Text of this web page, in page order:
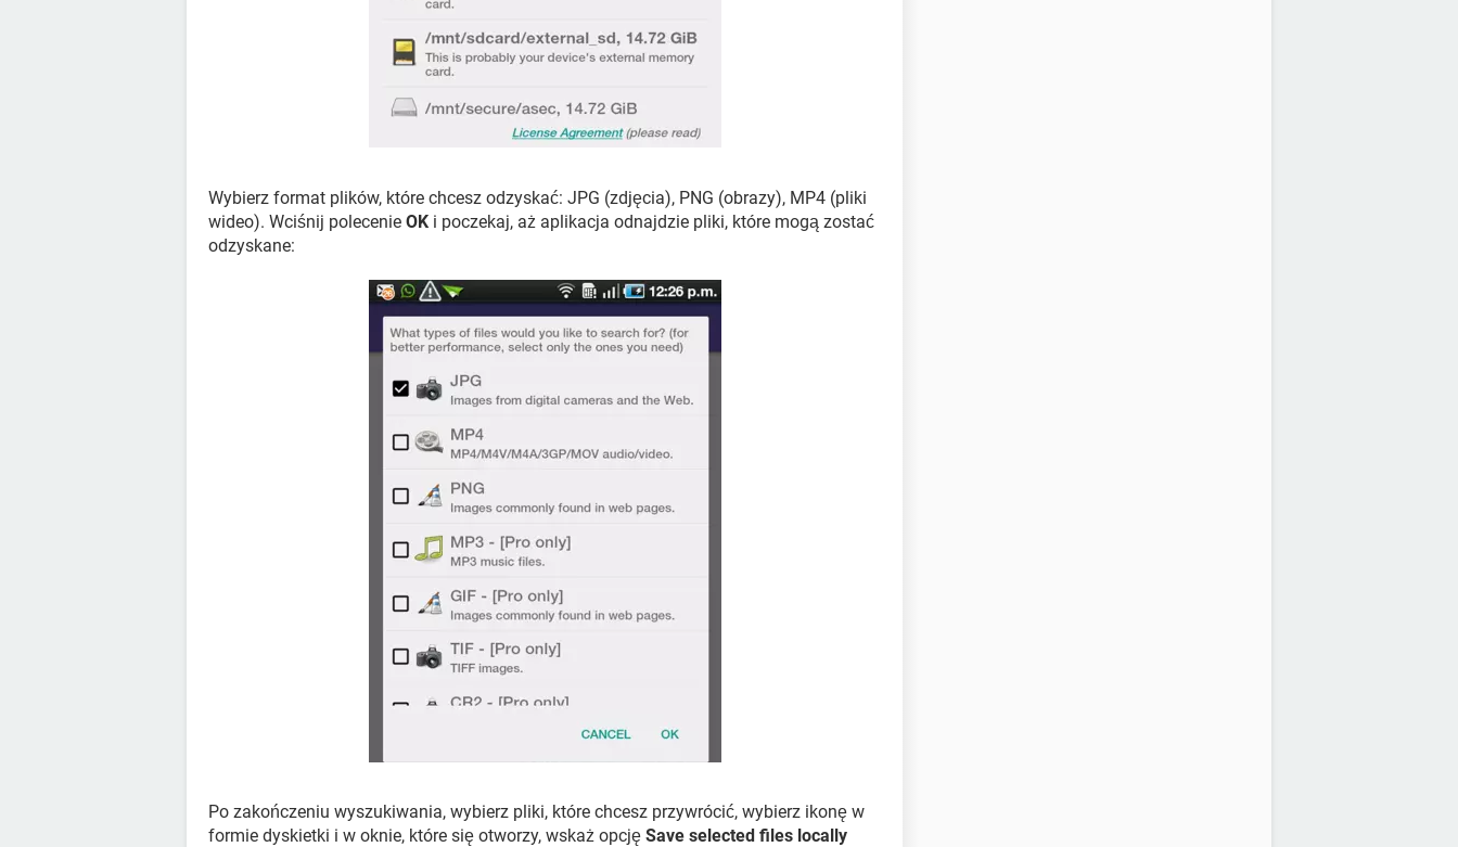
Wybierz format plików, które chcesz odzyskać: JPG (zdjęcia), PNG (obrazy), MP4 (pliki
wideo). Wciśnij polecenie OK i poczekaj, aż aplikacja odnajdzie pliki, które mogą zostać
odzyskane:
Po zakończeniu wyszukiwania, wybierz pliki, które chcesz przywrócić, wybierz ikonę w
formie dyskietki i w oknie, które się otworzy, wskaż opcję Save selected files locally